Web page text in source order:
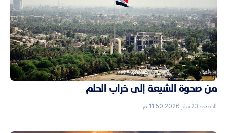
من صحوة الشيعة إلى خراب الحلم
الجمعة 23 يناير 2026 11:50 م